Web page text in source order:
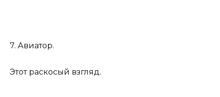
7. Авиатор.
Этот раскосый взгляд.